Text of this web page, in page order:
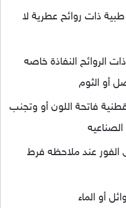
ذات روائح عطرية لا
الروائح النفاذة خاصه
أو الثوم
فاتحة اللون أو وتجنب
الصناعيه
الفور عند ملاحظه فرط
أو الماء